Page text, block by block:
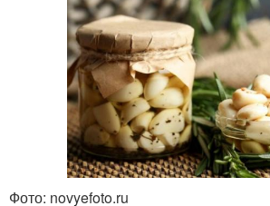
Фото: novyefoto.ru